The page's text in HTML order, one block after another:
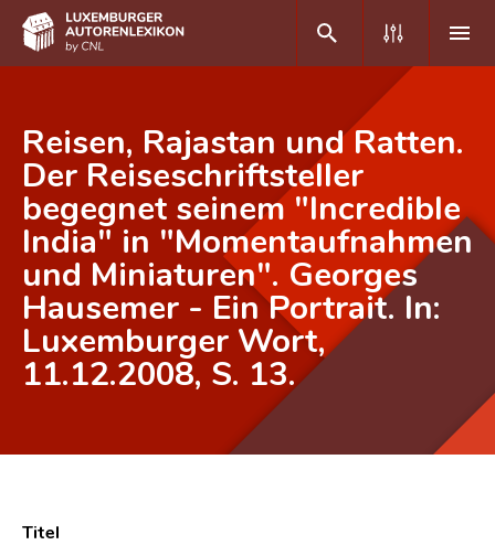
DE FR
Home
Autor(inn)en A-Z
Erweiterte Suche
Häufige Fragen und Antworten
CNL
Reisen, Rajastan und Ratten.
Der Reiseschriftsteller
begegnet seinem "Incredible
India" in "Momentaufnahmen
und Miniaturen". Georges
Hausemer - Ein Portrait. In:
Luxemburger Wort,
11.12.2008, S. 13.
Titel